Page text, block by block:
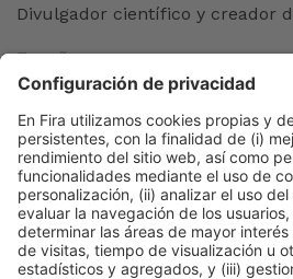
Divulgador científico y creador
España
Organizadores